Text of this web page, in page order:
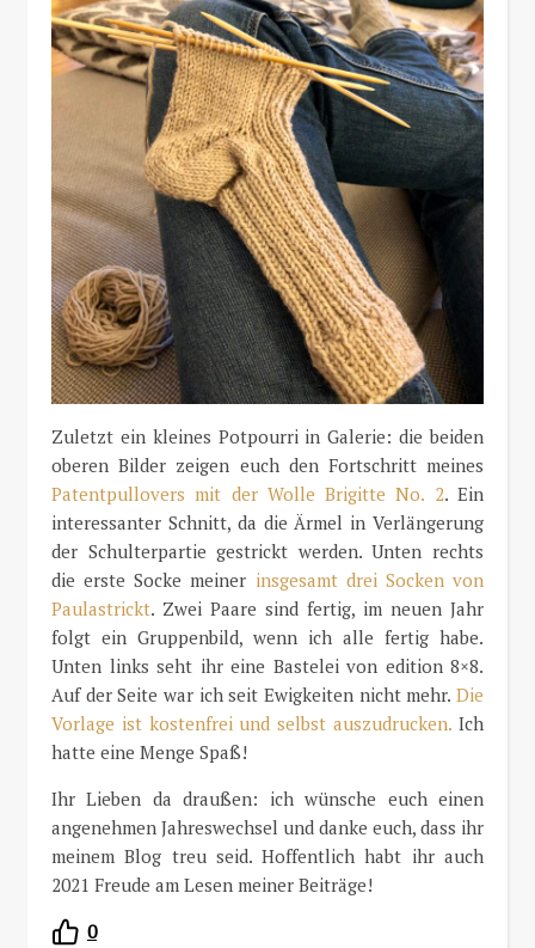
Zuletzt ein kleines Potpourri in Galerie: die beiden
oberen Bilder zeigen euch den Fortschritt meines
Patentpullovers mit der Wolle Brigitte No. 2. Ein
interessanter Schnitt, da die Ärmel in Verlängerung
der Schulterpartie gestrickt werden. Unten rechts
die erste Socke meiner insgesamt drei Socken von
Paulastrickt. Zwei Paare sind fertig, im neuen Jahr
folgt ein Gruppenbild, wenn ich alle fertig habe.
Unten links seht ihr eine Bastelei von edition 8×8.
Auf der Seite war ich seit Ewigkeiten nicht mehr. Die
Vorlage ist kostenfrei und selbst auszudrucken. Ich
hatte eine Menge Spaß!
Ihr Lieben da draußen: ich wünsche euch einen
angenehmen Jahreswechsel und danke euch, dass ihr
meinem Blog treu seid. Hoffentlich habt ihr auch
2021 Freude am Lesen meiner Beiträge!
0